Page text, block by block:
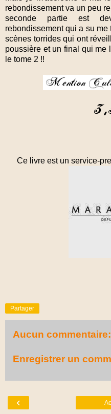
rebondissement va un peu
seconde partie est
rebondissement qui a su
scènes torrides qui ont
poussière et un final qui me
le tome 2 !!
Ce livre est un service-
Partager
Aucun commentaire:
Enregistrer un
‹